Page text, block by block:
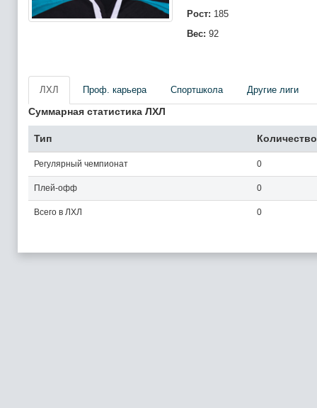
Рост: 185
Вес: 92
ЛХЛ Проф. карьера Спортшкола Другие лиги
Суммарная статистика ЛХЛ
Тип
Регулярный чемпионат 0
Плей-офф 0
Всего в ЛХЛ 0